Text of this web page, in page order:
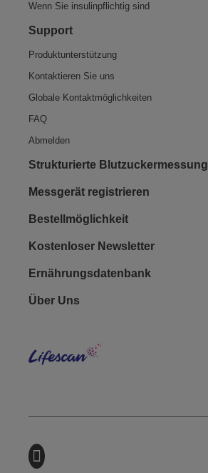
Wenn Sie insulinpflichtig sind
Support
Produktunterstützung
Kontaktieren Sie uns
Globale Kontaktmöglichkeiten
FAQ
Abmelden
Strukturierte Blutzuckermessung
Messgerät registrieren
Bestellmöglichkeit
Kostenloser Newsletter
Ernährungsdatenbank
Footer - Social
Über Uns